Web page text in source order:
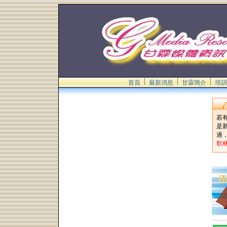
首頁 最新消息 甘霖簡介 培
若
是
過
歌